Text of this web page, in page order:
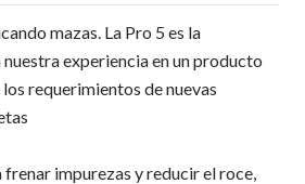
mazas. La Pro 5 es la
experiencia en un producto
requerimientos de nuevas
frenar impurezas y reducir el roce,